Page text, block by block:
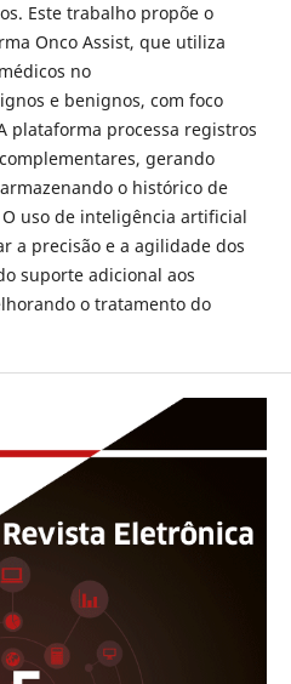
Este trabalho propõe o
Onco Assist, que utiliza
no
e benignos, com foco
plataforma processa registros
gerando
o histórico de
uso de inteligência artificial
a precisão e a agilidade dos
suporte adicional aos
o tratamento do